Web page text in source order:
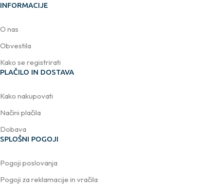
INFORMACIJE
O nas
Obvestila
Kako se registrirati
PLAČILO IN DOSTAVA
Kako nakupovati
Načini plačila
Dobava
SPLOŠNI POGOJI
Pogoji poslovanja
Pogoji za reklamacije in vračila